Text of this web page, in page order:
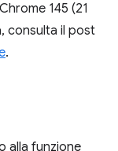
145 (21
consulta il post
.
alla funzione